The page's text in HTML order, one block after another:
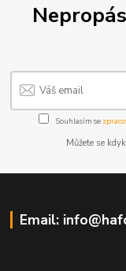
Souhlasím se
Můžete se
Email: